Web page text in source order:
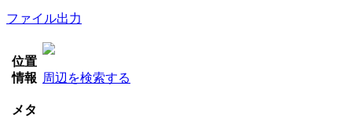
ファイル出力
位置
情報 周辺を検索する
メタ